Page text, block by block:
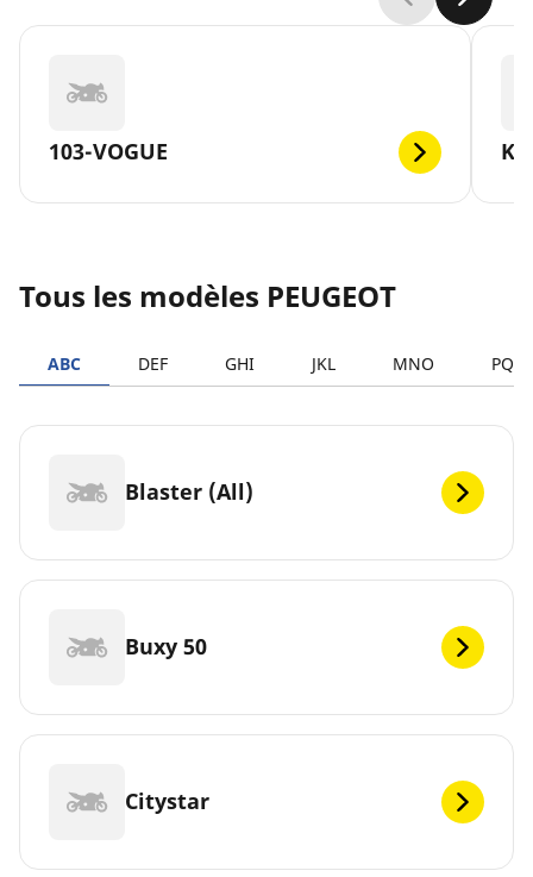
103-VOGUE
Tous les modèles PEUGEOT
ABC DEF GHI JKL MNO PQRS
Blaster (All)
Buxy 50
Citystar